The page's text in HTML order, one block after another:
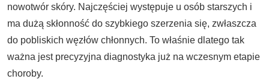
nowotwór skóry. Najczęściej występuje u osób starszych i
ma dużą skłonność do szybkiego szerzenia się, zwłaszcza
do pobliskich węzłów chłonnych. To właśnie dlatego tak
ważna jest precyzyjna diagnostyka już na wczesnym etapie
choroby.